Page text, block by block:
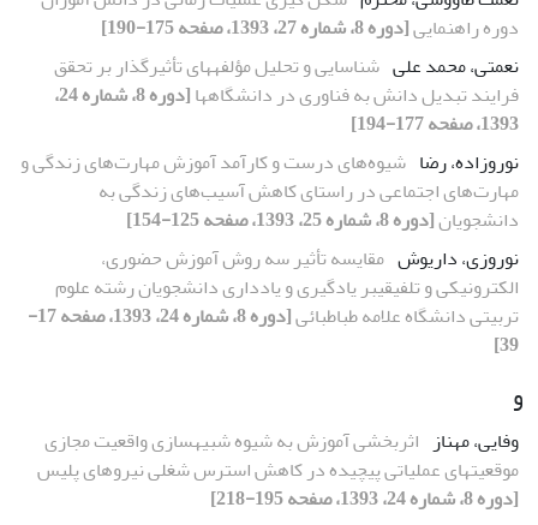
دوره راهنمایی[دوره 8، شماره 27، 1393، صفحه 175-190]
نعمتی، محمد علی شناسایی و تحلیل مؤلفههای تأثیرگذار بر تحقق
فرایند تبدیل دانش به فناوری در دانشگاهها
[دوره 8، شماره 24،
1393، صفحه 177-194]
نوروزاده، رضا شیوه‌های درست و کارآمد آموزش مهارت‌های زندگی و
مهارت‌های اجتماعی در راستای کاهش آسیب‌های زندگی به
دانشجویان[دوره 8، شماره 25، 1393، صفحه 125-154]
نوروزی، داریوش مقایسه تأثیر سه روش آموزش حضوری،
الکترونیکی و تلفیقیبر یادگیری و یادداری دانشجویان رشته علوم
تربیتی دانشگاه علامه طباطبائی
[دوره 8، شماره 24، 1393، صفحه 17-
39]
و
وفایی، مهناز اثربخشی آموزش به شیوه شبیهسازی واقعیت مجازی
موقعیتهای عملیاتی پیچیده در کاهش استرس شغلی نیروهای پلیس
[دوره 8، شماره 24، 1393، صفحه 195-218]